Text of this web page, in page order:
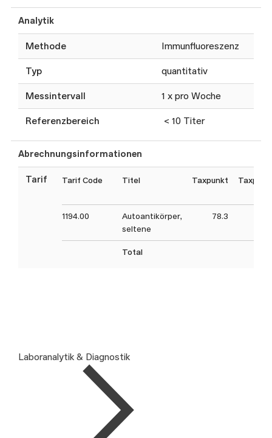
Analytik
Methode Immunfluoreszenz
Typ quantitativ
Messintervall 1 x pro Woche
Referenzbereich < 10 Titer
Abrechnungsinformationen
Tarif Tarif Code Titel Taxpunkt
1194.00
Autoantikörper,
seltene
78.3
Total
Laboranalytik & Diagnostik